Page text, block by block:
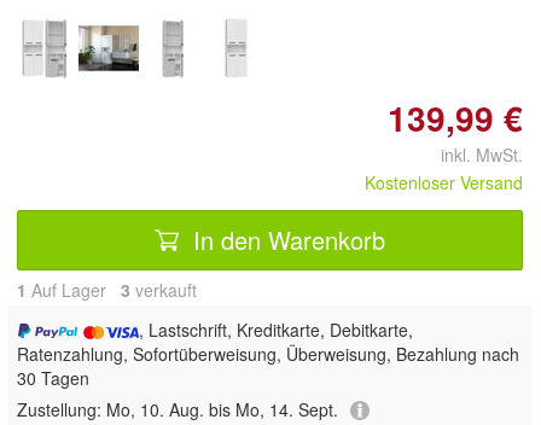
139,99 €
inkl. MwSt.
Kostenloser Versand
In den Warenkorb
1 Auf Lager 3 verkauft
, Lastschrift, Kreditkarte, Debitkarte,
Ratenzahlung, Sofortüberweisung, Überweisung, Bezahlung nach
30 Tagen
Zustellung: Mo, 10. Aug. bis Mo, 14. Sept.